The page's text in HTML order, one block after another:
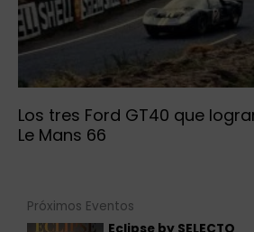
Los tres Ford GT40 que
Le Mans 66
Próximos Eventos